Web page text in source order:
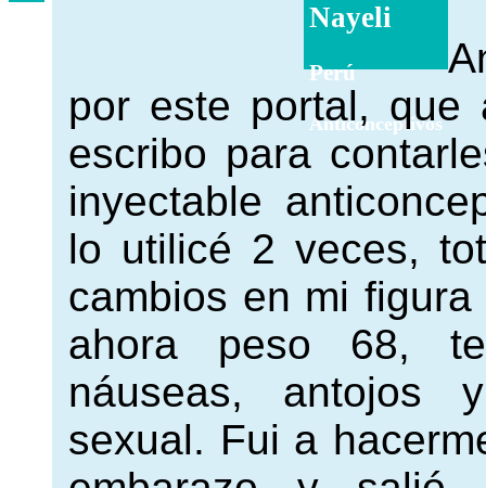
Nayeli
Perú
Anticonceptivos
por este portal, que
escribo para
inyectable
lo utilicé 2 veces,
cambios en mi
ahora peso 68,
náuseas, antojos
sexual. Fui a